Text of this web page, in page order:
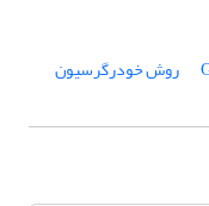
روش خودرگرسیون